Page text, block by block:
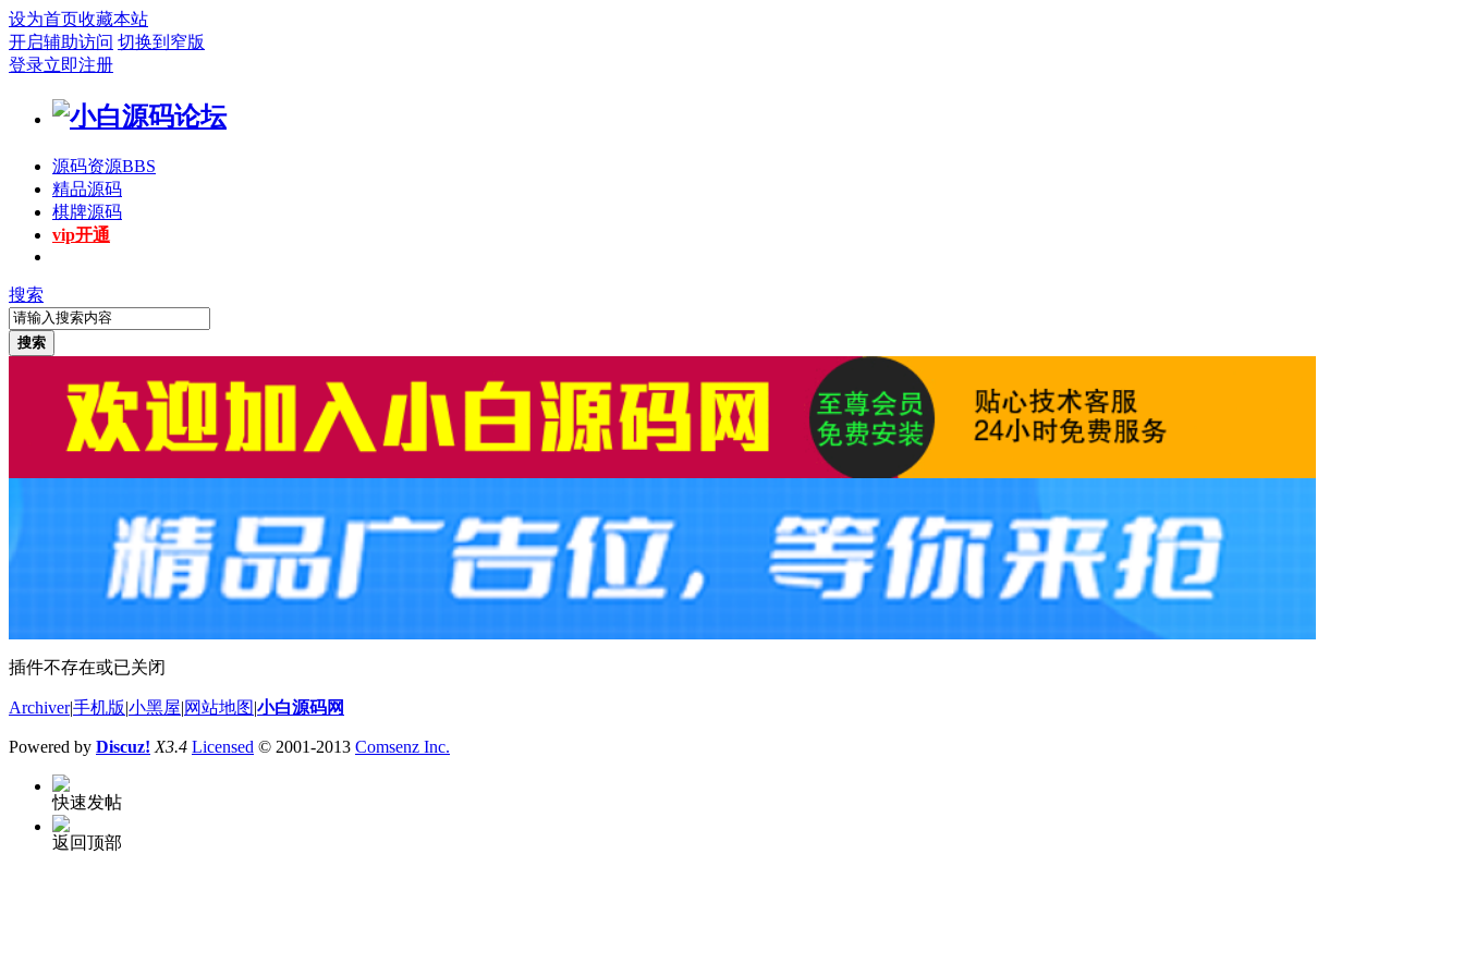
设为首页收藏本站
开启辅助访问 切换到窄版
登录立即注册
源码资源BBS
精品源码
棋牌源码
vip开通
搜索
搜索
插件不存在或已关闭
Archiver|手机版 小黑屋 网站地图 小白源码网
Powered by Discuz! X3.4 Licensed © 2001-2013 Comsenz Inc.
快速发帖
返回顶部